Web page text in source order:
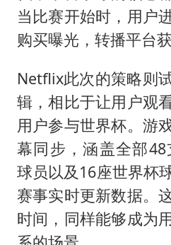
当比赛开始时，用户
购买曝光，转播平台
Netflix此次的策略则
辑，相比于让用户观
用户参与世界杯。游
幕同步，涵盖全部
球员以及16座世界杯
赛事实时更新数据。
时间，同样能够成为